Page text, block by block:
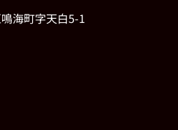
海町字天白5-1